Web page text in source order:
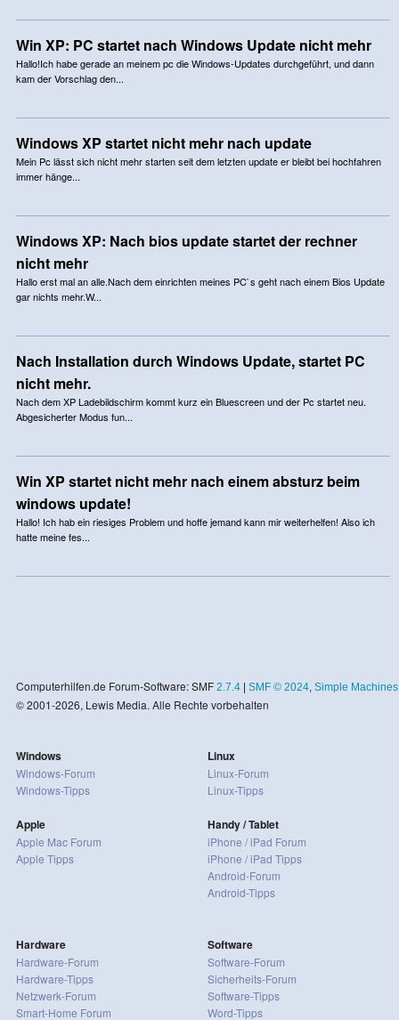
Win XP: PC startet nach Windows Update nicht mehr
Hallo!Ich habe gerade an meinem pc die Windows-Updates durchgeführt, und dann
kam der Vorschlag den...
Windows XP startet nicht mehr nach update
Mein Pc lässt sich nicht mehr starten seit dem letzten update er bleibt bei hochfahren
immer hänge...
Windows XP: Nach bios update startet der rechner
nicht mehr
Hallo erst mal an alle.Nach dem einrichten meines PC`s geht nach einem Bios Update
gar nichts mehr.W...
Nach Installation durch Windows Update, startet PC
nicht mehr.
Nach dem XP Ladebildschirm kommt kurz ein Bluescreen und der Pc startet neu.
Abgesicherter Modus fun...
Win XP startet nicht mehr nach einem absturz beim
windows update!
Hallo! Ich hab ein riesiges Problem und hoffe jemand kann mir weiterhelfen! Also ich
hatte meine fes...
Computerhilfen.de Forum-Software: SMF 2.7.4| SMF © 2024, Simple Machines
© 2001-2026, Lewis Media. Alle Rechte vorbehalten
Windows
Windows-Forum
Windows-Tipps
Apple
Apple Mac Forum
Apple Tipps
Linux
Linux-Forum
Linux-Tipps
Handy / Tablet
iPhone / iPad Forum
iPhone / iPad Tipps
Android-Forum
Android-Tipps
Hardware
Hardware-Forum
Hardware-Tipps
Netzwerk-Forum
Smart-Home Forum
Software
Software-Forum
Sicherheits-Forum
Software-Tipps
Word-Tipps